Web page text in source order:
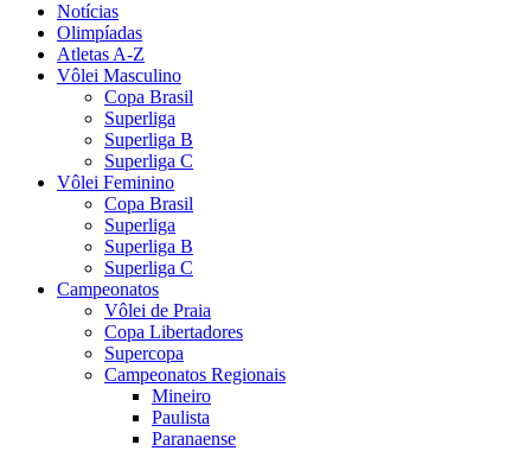
Notícias
Olimpíadas
Atletas A-Z
Vôlei Masculino
Copa Brasil
Superliga
Superliga B
Superliga C
Vôlei Feminino
Copa Brasil
Superliga
Superliga B
Superliga C
Campeonatos
Vôlei de Praia
Copa Libertadores
Supercopa
Campeonatos Regionais
Mineiro
Paulista
Paranaense